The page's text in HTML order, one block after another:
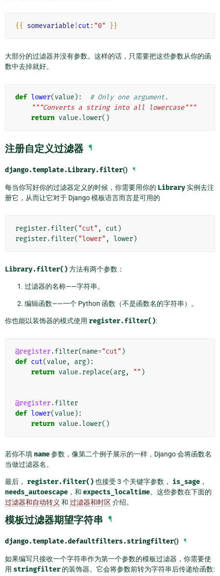
{{ somevariable cut :"0" }}
大部分的过滤器并没有参数。这样的话，只需要把这些参数从你的函
数中去掉就好。
def lower(value):
# Only one argument.
"""Converts a string into all lowercase"""
return value.lower()
注册自定义过滤器 ¶
django.template.Library.filter() ¶
每当你写好你的过滤器定义的时候，你需要用你的 Library实例去注
册它，从而让它对于 Django 模板语言而言是可用的
register.filter( "cut" , cut )
register.filter( "lower" , lower)
Library.filter() 方法有两个参数：
过滤器的名称——字符串。
编辑函数——一个 Python 函数（不是函数名的字符串）。
你也能以装饰器的模式使用 register.filter():
@register.filter(name="cut" )
def cut(value, arg):
return value.replace(arg, "" )
@register.filter
def lower(value):
return value.lower()
若你不填 name参数，像第二个例子展示的一样，Django 会将函数名
当做过滤器名。
最后， register.filter() 也接受 3 个关键字参数， is_sage ，
needs_autoescape ，和 expects_localtime。这些参数在下面的
过滤器和自动转义 和 过滤器和时区介绍。
模板过滤器期望字符串 ¶
django.template.defaultfilters.stringfilter() ¶
如果编写只接收一个字符串作为第一个参数的模板过滤器，你需要使
用 stringfilter 的装饰器。它会将参数前转为字符串后传递给函数: